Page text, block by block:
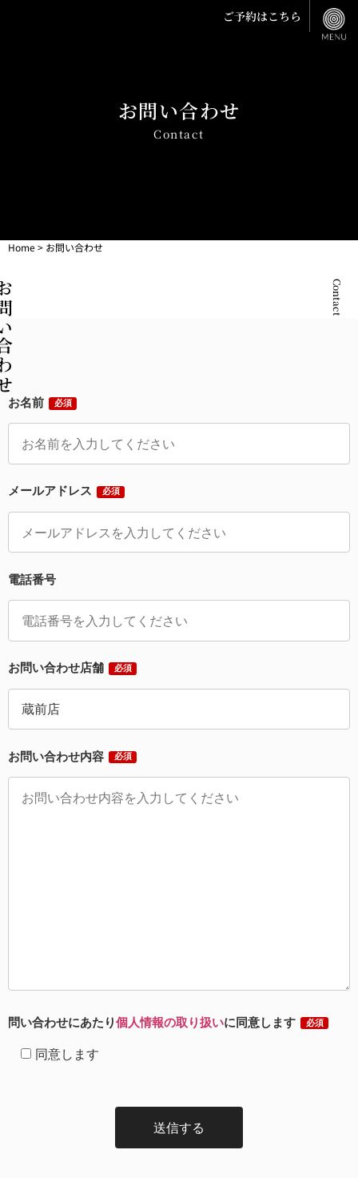
ご予約はこちら
お問い合わせ
Contact
Home> お問い合わせ
Contact
せ
お名前 必須
メールアドレス 必須
電話番号
お問い合わせ店舗 必須
お問い合わせ内容 必須
問い合わせにあたり個人情報の取り扱いに同意します 必須
同意します